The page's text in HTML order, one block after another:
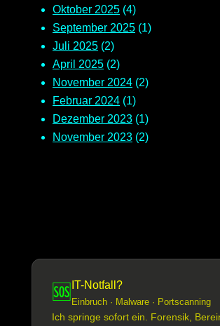
Oktober 2025 (4)
September 2025 (1)
Juli 2025 (2)
April 2025 (2)
November 2024 (2)
Februar 2024 (1)
Dezember 2023 (1)
November 2023 (2)
🆘 IT-Notfall?
Einbruch · Malware · Portscanning
Ich springe sofort ein. Forensik,